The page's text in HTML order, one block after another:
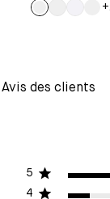
NoirMilkBlanc
Avis des clients
5
4